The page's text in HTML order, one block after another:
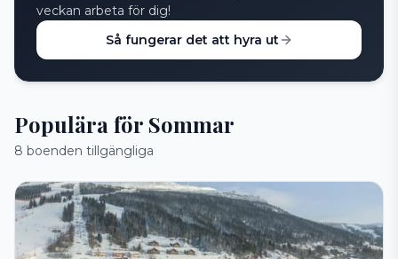
veckan arbeta för dig!
Så fungerar det att hyra ut
Populära för Sommar
8 boenden tillgängliga